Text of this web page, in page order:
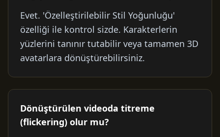
Evet. 'Özelleştirilebilir Stil Yoğunluğu'
özelliği ile kontrol sizde. Karakterlerin
yüzlerini tanınır tutabilir veya tamamen 3D
avatarlara dönüştürebilirsiniz.
Dönüştürülen videoda titreme
(flickering) olur mu?